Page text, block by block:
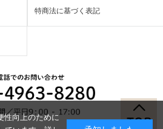
特商法に基づく表記
性向上のために